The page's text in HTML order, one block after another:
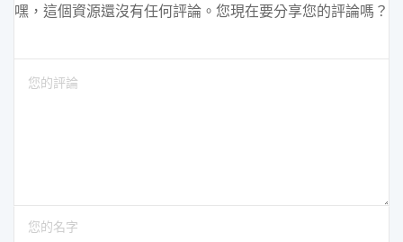
嘿，這個資源還沒有任何評論。您現在要分享您的評論嗎？
您的評論